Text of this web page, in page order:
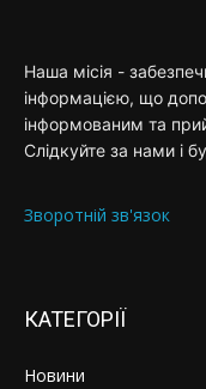
Наша місія -
інформацією, що
інформованим та
Слідкуйте за нами і
Зворотній зв'язок
КАТЕГОРІЇ
Новини